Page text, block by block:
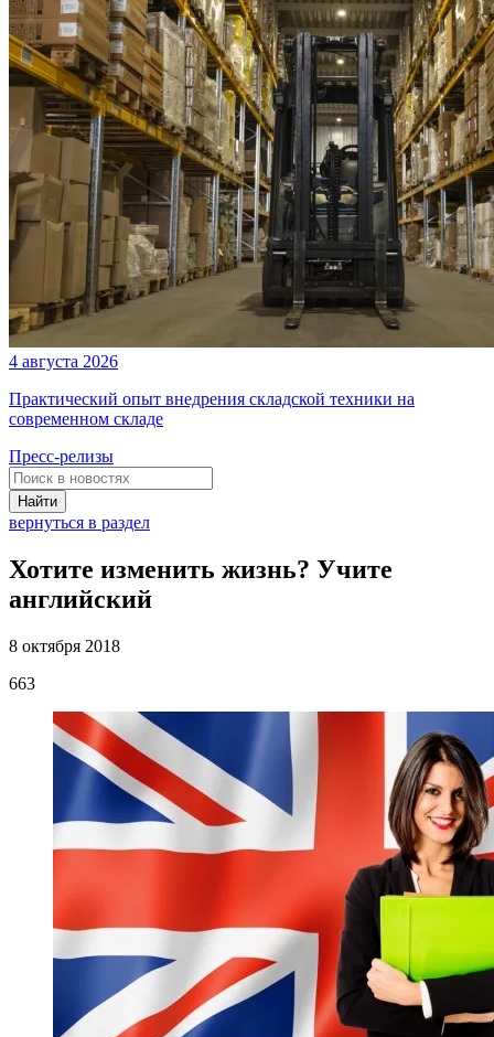
4 августа 2026
Практический опыт внедрения складской техники на
современном складе
Пресс-релизы
Найти
вернуться в раздел
Хотите изменить жизнь? Учите
английский
8 октября 2018
663